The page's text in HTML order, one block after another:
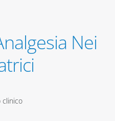
Nei
clinico